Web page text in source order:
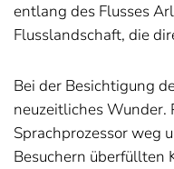
entlang des Flusses
Flusslandschaft, die
Bei der Besichtigung
neuzeitliches Wunder.
Sprachprozessor weg
Besuchern überfüllten